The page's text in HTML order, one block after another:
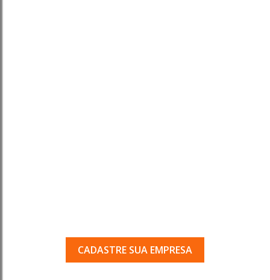
CADASTRE SUA EMPRESA